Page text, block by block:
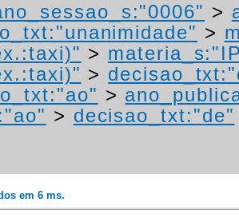
>
>
>
>
>
> decisao_txt:"de"
em 6 ms.